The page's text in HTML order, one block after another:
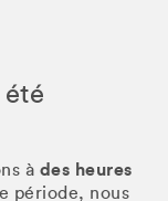
été
à des heures
période, nous